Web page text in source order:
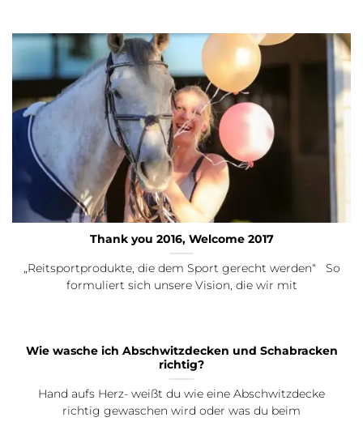
Thank you 2016, Welcome 2017
„Reitsportprodukte, die dem Sport gerecht werden“ So
formuliert sich unsere Vision, die wir mit
Wie wasche ich Abschwitzdecken und Schabracken
richtig?
Hand aufs Herz- weißt du wie eine Abschwitzdecke
richtig gewaschen wird oder was du beim